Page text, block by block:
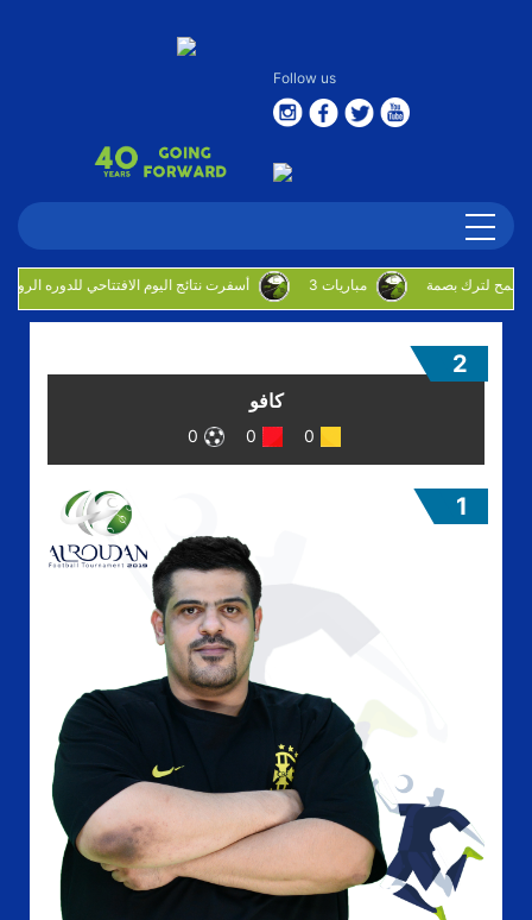
Follow us
أسفرت نتائج اليوم الافتتاحي للدوره الروضان 3 مباريات
كافو
0
0
0
2
1